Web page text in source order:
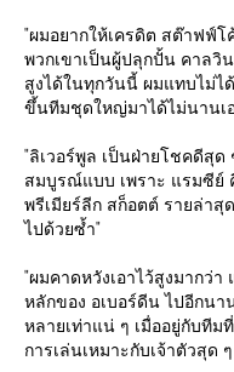
"ผมอยากให้เครดิต สต๊าฟฟ์
พวกเขาเป็นผู้ปลุกปั้น คาลวิ
สูงได้ในทุกวันนี้ ผมแทบไม่ไ
ขึ้นทีมชุดใหญ่มาได้ไม่นานเ
"ลิเวอร์พูล เป็นฝ่ายโชคดีสุ
สมบูรณ์แบบ เพราะ แรมซีย์
พรีเมียร์ลีก สก็อตต์ รายล่า
ไปด้วยซ้ำ"
"ผมคาดหวังเอาไว้สูงมากว่
หลักของ อเบอร์ดีน ไปอีกนา
หลายเท่าแน่ ๆ เมื่ออยู่กับทีม
การเล่นเหมาะกับเจ้าตัวสุด